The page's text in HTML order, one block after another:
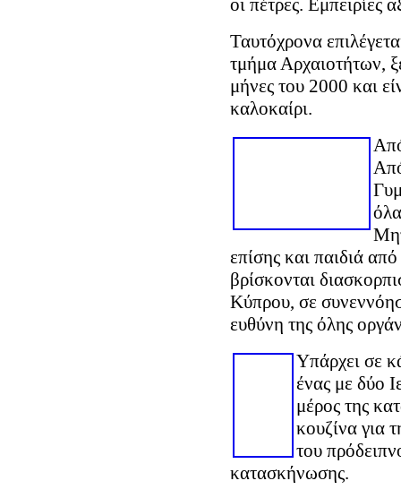
οι πέτρες. Εμπειρίες
Ταυτόχρονα
τμήμα Αρχαιοτήτων,
μήνες του 2000 και
καλοκαίρι.
επίσης και παιδιά
βρίσκονται
Κύπρου, σε
ευθύνη της όλης
Υπάρχει σε
ένας με δύο
μέρος της
κουζίνα για
του
κατασκήνωσης.